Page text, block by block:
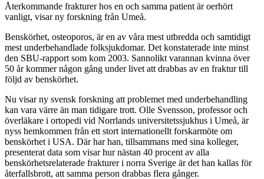
Återkommande frakturer hos en och samma patient är oerhört
vanligt, visar ny forskning från Umeå.
Benskörhet, osteoporos, är en av våra mest utbredda och samtidigt
mest underbehandlade folksjukdomar. Det konstaterade inte minst
den SBU-rapport som kom 2003. Sannolikt varannan kvinna över
50 år kommer någon gång under livet att drabbas av en fraktur till
följd av benskörhet.
Nu visar ny svensk forskning att problemet med underbehandling
kan vara värre än man tidigare trott. Olle Svensson, professor och
överläkare i ortopedi vid Norrlands universitetssjukhus i Umeå, är
nyss hemkommen från ett stort internationellt forskarmöte om
benskörhet i USA. Där har han, tillsammans med sina kolleger,
presenterat data som visar hur nästan 40 procent av alla
benskörhetsrelaterade frakturer i norra Sverige är det han kallas för
återfallsbrott, att samma person drabbas flera gånger.